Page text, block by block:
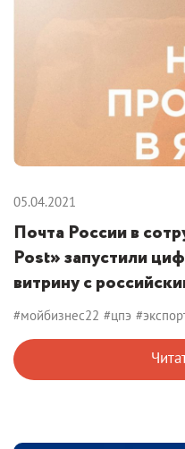
05.04.2021
Почта России в
Post» запустили
витрину с
#мойбизнес22 #цпэ